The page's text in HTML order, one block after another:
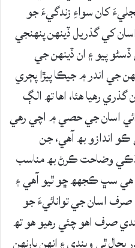
کان سواءِ زندگيءَ جو
کي گذريل ڏينھن پنھنجي
پيو ۽ ان ڏينھن جي
اندر ۾ جيڪا پيڙا پڄري
رھيا ھئا، اھا تھ الڳ
اسان جي حصي ۾ اچي رھي
اندازو بھ آھي، جن
وضاحت ڪرڻ بھ مناسب
ھي سڀ ڪجھھ ڇو ٿيو آھي ۽
اسان جي توانائيءَ جو
صرف اھو چئي رھيو ھو تھ